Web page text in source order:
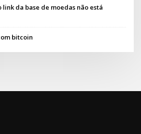
da base de moedas não está
bitcoin